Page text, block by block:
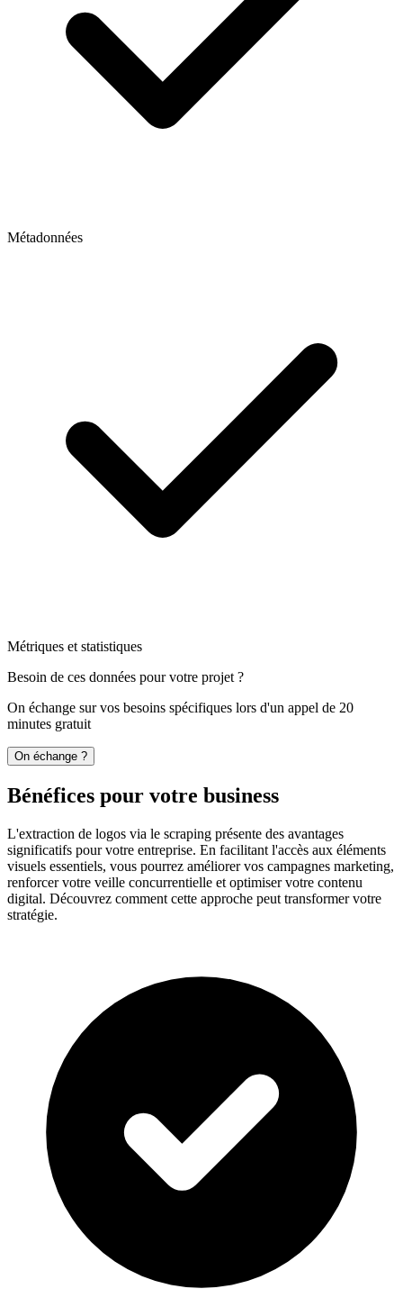
Métadonnées
Métriques et statistiques
Besoin de ces données pour votre projet ?
On échange sur vos besoins spécifiques lors d'un appel de 20
minutes gratuit
On échange ?
Bénéfices pour votre business
L'extraction de logos via le scraping présente des avantages
significatifs pour votre entreprise. En facilitant l'accès aux éléments
visuels essentiels, vous pourrez améliorer vos campagnes marketing,
renforcer votre veille concurrentielle et optimiser votre contenu
digital. Découvrez comment cette approche peut transformer votre
stratégie.